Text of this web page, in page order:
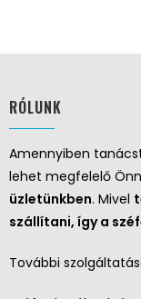
RÓLUNK
Amennyiben
lehet megfelelő
üzletünkben. Mivel
szállítani, így a
További